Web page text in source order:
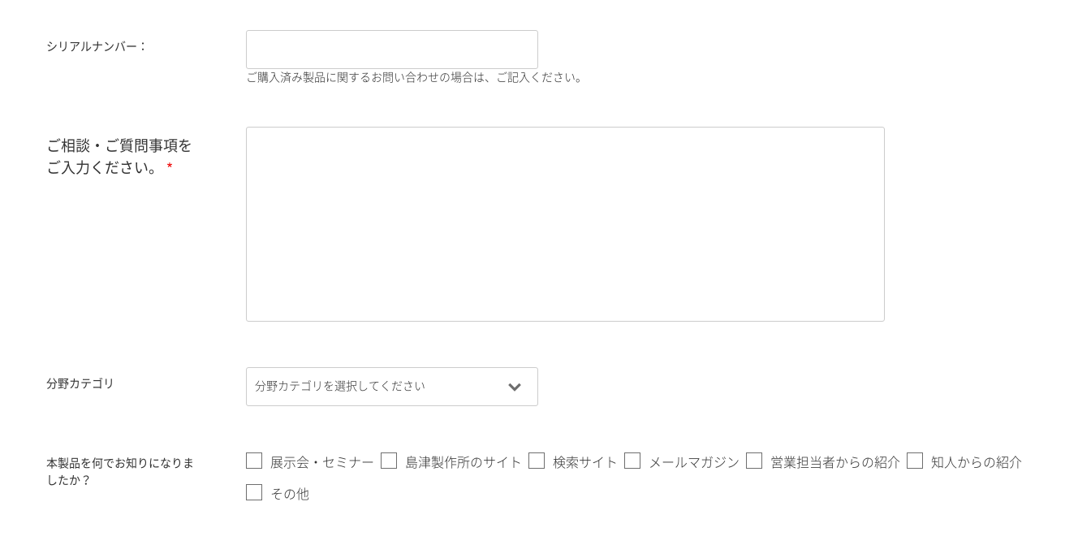
シリアルナンバー：
ご購入済み製品に関するお問い合わせの場合は、ご記入ください。
ご相談・ご質問事項を
ご入力ください。
分野カテゴリ
本製品を何でお知りになりま
したか？
展示会・セミナー 島津製作所のサイト 検索サイト メールマガジン 営業担当者からの紹介 知人からの紹介
その他